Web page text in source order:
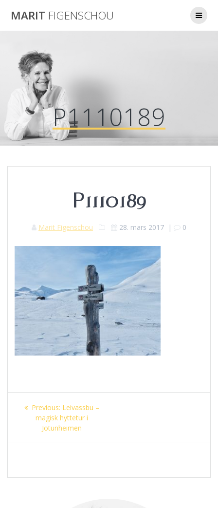
to
MARIT FIGENSCHOU
P1110189
P1110189
Marit Figenschou 28. mars 2017 | 0
Innleggsnavigasjon
Previous: Previous
post:
Leivassbu –
magisk hyttetur i
Jotunheimen